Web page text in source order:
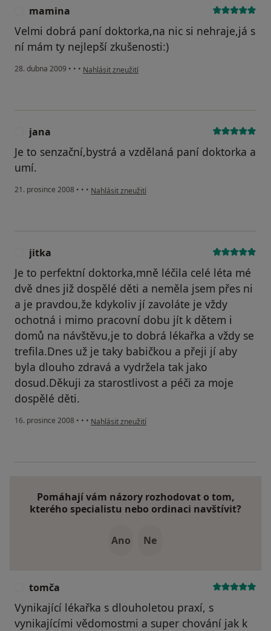
mamina
Velmi dobrá paní doktorka,na nic si nehraje,já s
ní mám ty nejlepší zkušenosti:)
28. dubna 2009 • • • podle názoru uživatele mamina
Nahlásit zneužití
jana
Je to senzační,bystrá a vzdělaná paní doktorka a
umí.
21. prosince 2008 • • • podle názoru uživatele jana
Nahlásit zneužití
jitka
Je to perfektní doktorka,mně léčila celé léta mé
dvě dnes již dospělé děti a neměla jsem přes ni
a je pravdou,že kdykoliv jí zavoláte je vždy
ochotná i mimo pracovní dobu jít k dětem i
domů na návštěvu,je to dobrá lékařka a vždy se
trefila.Dnes už je taky babičkou a přeji jí aby
byla dlouho zdravá a vydržela tak jako
dosud.Děkuji za starostlivost a péči za moje
dospělé děti.
16. prosince 2008 • • • podle názoru uživatele jitka
Nahlásit zneužití
Pomáhají vám názory rozhodovat o tom,
kterého specialistu nebo ordinaci navštívit?
Ano Ne
tomča
Vynikající lékařka s dlouholetou praxí, s
vynikajícími vědomostmi a super chování jak k